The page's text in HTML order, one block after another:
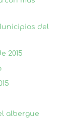
del
2015
albergue